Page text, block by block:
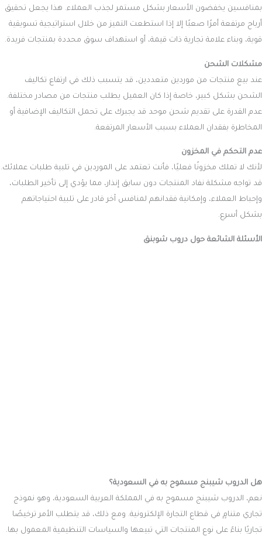
بمنافسين يخفضون الأسعار بشكل مستمر لجذب العملاء. هذا يجعل تحقيق
أرباح مرتفعة أمرًا صعبًا إلا إذا استطعت التميز من خلال استراتيجية تسويقية
قوية، وبناء علامة تجارية ذات قيمة، أو استهداف سوق محددة بمنتجات فريدة.
مشكلات الشحن
عند بيع منتجات من موردين متعددين، قد يتسبب ذلك في ارتفاع تكاليف
الشحن بشكل كبير، خاصة إذا كان العميل يطلب منتجات من مصادر مختلفة.
عدم القدرة على تقديم شحن موحد قد يجبرك على تحمل التكاليف الإضافية أو
المخاطرة بفقدان العملاء بسبب الأسعار المرتفعة.
عدم التحكم في المخزون
لأنك لا تملك مخزونًا فعليًا، فأنت تعتمد على الموردين في تلبية طلبات عملائك.
قد تواجه مشكلة نفاد المنتجات دون سابق إنذار، مما يؤدي إلى تأخير الطلبات،
وإحباط العملاء، وإمكانية فقدانهم لمنافس آخر قادر على تلبية احتياجاتهم
بشكل أسرع.
الأسئلة الشائعة حول دروب شوبنق
هل الدروب شيبنج مسموح به في السعودية؟
نعم، الدروب شيبنج مسموح به في المملكة العربية السعودية، وهو نموذج
تجاري متنامٍ في قطاع التجارة الإلكترونية. ومع ذلك، قد يتطلب الأمر ترخيصًا
تجاريًا بناءً على نوع المنتجات التي تبيعها والسياسات التنظيمية المعمول بها.